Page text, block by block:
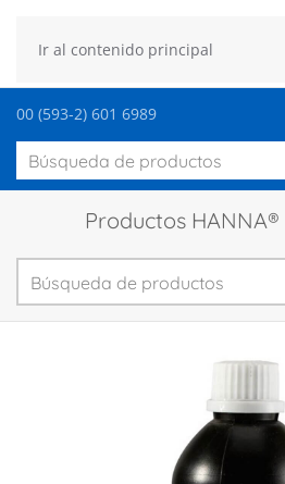
Ir al contenido principal
00 (593-2) 601 6989
Productos